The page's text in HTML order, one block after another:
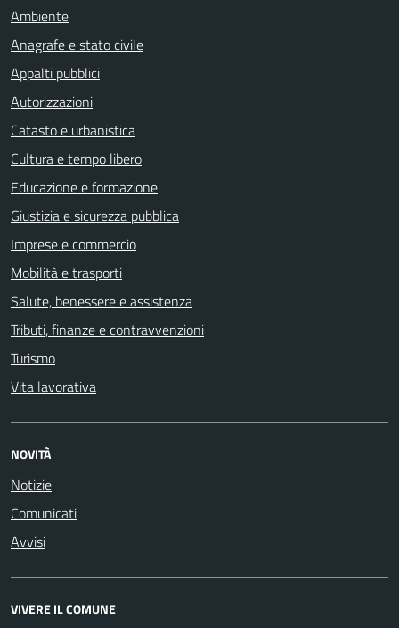
Ambiente
Anagrafe e stato civile
Appalti pubblici
Autorizzazioni
Catasto e urbanistica
Cultura e tempo libero
Educazione e formazione
Giustizia e sicurezza pubblica
Imprese e commercio
Mobilità e trasporti
Salute, benessere e assistenza
Tributi, finanze e contravvenzioni
Turismo
Vita lavorativa
NOVITÀ
Notizie
Comunicati
Avvisi
VIVERE IL COMUNE